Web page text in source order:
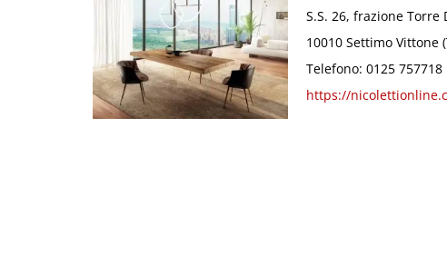
S.S. 26, frazione Torre
10010 Settimo Vittone
Telefono: 0125 757718
https://